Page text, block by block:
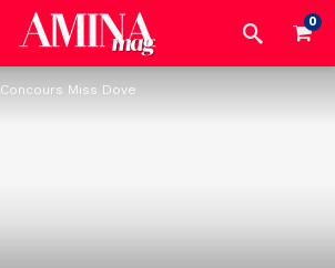
0
Concours Miss Dove